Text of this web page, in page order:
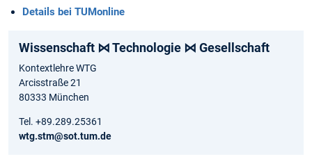
Details bei TUMonline
Wissenschaft ⋈ Technologie ⋈ Gesellschaft
Kontextlehre WTG
Arcisstraße 21
80333 München
Tel. +89.289.25361
wtg.stm@sot.tum.de